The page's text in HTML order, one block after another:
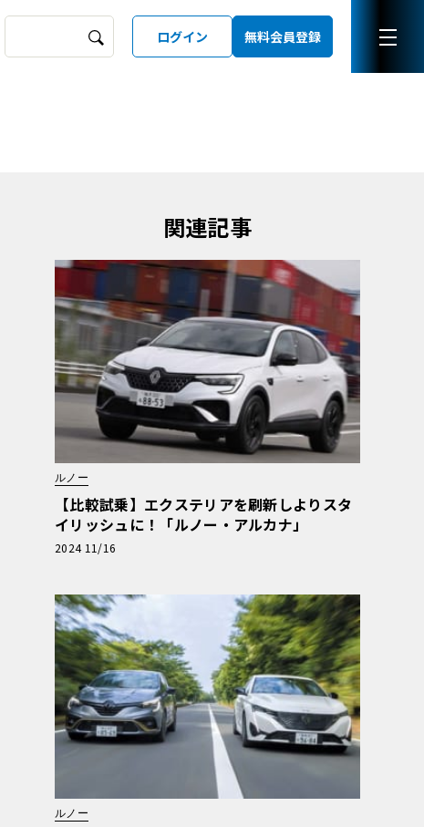
ログイン 無料会員登録
関連記事
ルノー
【比較試乗】エクステリアを刷新しよりスタ
イリッシュに！「ルノー・アルカナ」
2024 11/16
ルノー